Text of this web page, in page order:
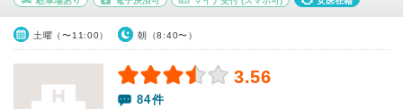
土曜（〜11:00） 朝（8:40〜）
3.56
84件